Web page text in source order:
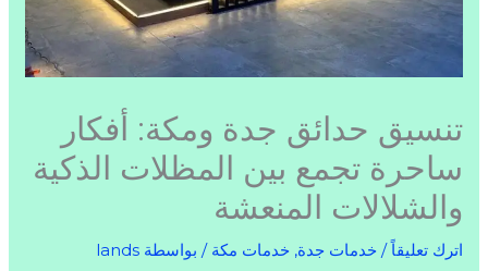
تنسيق حدائق جدة ومكة: أفكار
ساحرة تجمع بين المظلات الذكية
والشلالات المنعشة
اترك تعليقاً / خدمات جدة, خدمات مكة / بواسطة lands